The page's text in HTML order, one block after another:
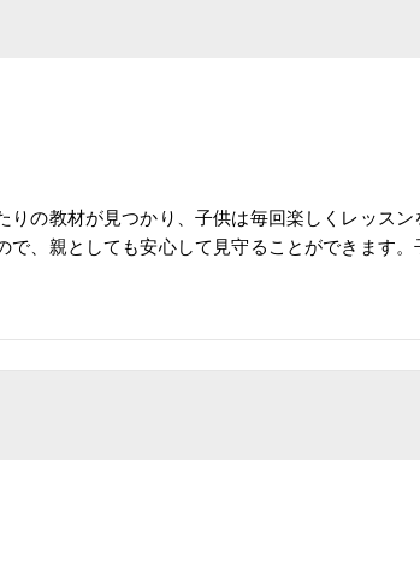
の教材が見つかり、子供は毎回楽しくレッス
、親としても安心して見守ることができます